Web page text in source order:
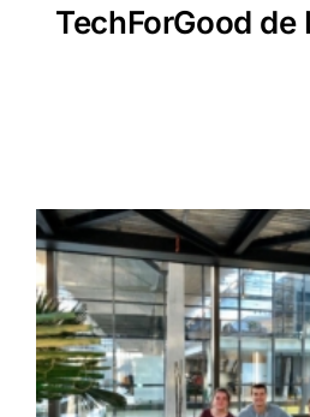
TechForGood de
Voir
l'image
agrandie